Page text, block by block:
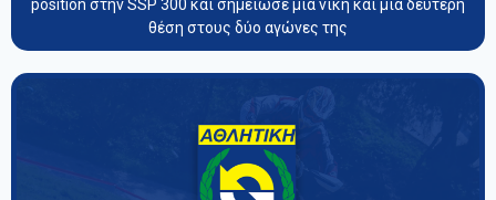
position στην SSP 300 και σημείωσε μία νίκη και μία δεύτερη
θέση στους δύο αγώνες της